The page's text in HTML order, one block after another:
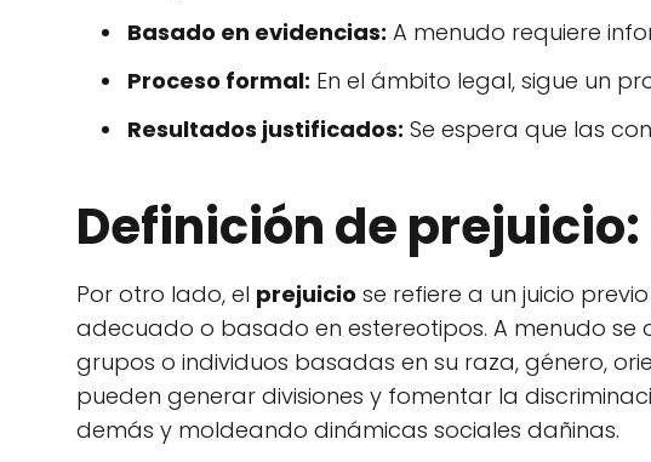
Basado en evidencias: A menudo requiere
Proceso formal: En el ámbito legal, sigue un
Resultados justificados: Se espera que las
Definición de
Por otro lado, el prejuicio se refiere a un juicio
adecuado o basado en estereotipos. A menudo
grupos o individuos basadas en su raza, género,
pueden generar divisiones y fomentar la
demás y moldeando dinámicas sociales dañinas.